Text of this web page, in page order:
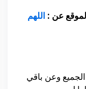
عن : اللهم
وعن باقي